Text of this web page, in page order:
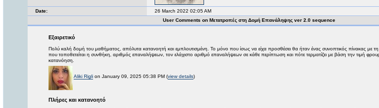
Date:
26 March 2022 02:05 AM
User Comments on Μετατροπές στη Δομή Επανάληψης ver 2.0 sequence
Εξαιρετικό
Πολύ καλή δομή του μαθήματος, απόλυτα κατανοητή και εμπλουτισμένη. Το μόνο που ίσως να είχα προσθέσει θα ήταν ένας συνοπτικός πίνακας
που τοποθετείται η συνθήκη, αριθμός επαναλήψεων, τον ελάχιστο αριθμό επαναλήψεων σε κάθε περίπτωση και πότε τερματίζει με βάση την τιμή
κατανόηση.
Aliki Rigli on January 09, 2025 05:38 PM (view details)
Πλήρες και κατανοητό